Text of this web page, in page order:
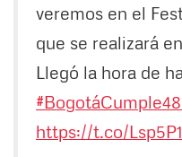
veremos en el
que se realizará
Llegó la hora de
https://t.co/